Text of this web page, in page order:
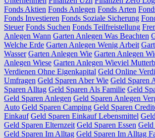
Fonds Aktien Fonds Anlegen Fonds Arten
Fonds Investieren Fonds Soziale Sicherung
Steuer Fonds Suchen Fonds Teilfreistellung
Anlegen Wann Garten Anlegen Was Beachten
Welche Erde Garten Anlegen Wenig Arbeit
Wasser Garten Anlegen Wie Garten Anlegen
Anlegen Wiese Garten Anlegen Wieviel
Verdienen Ohne Eigenkapital Geld Online
Umfragen Geld Sparen Aber Wie Geld Sparen
Sparen Alltag Geld Sparen Als Familie Geld
Geld Sparen Anlegen Geld Sparen Anlegen
Auto Geld Sparen Camping Geld Sparen
Einkauf Geld Sparen Einkauf Lebensmittel
Geld Sparen Elternzeit Geld Sparen Essen Geld
Geld Sparen Im Alltag Geld Sparen Im Alltag